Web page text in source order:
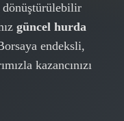
güncel hurda
endeksli,
kazancınızı